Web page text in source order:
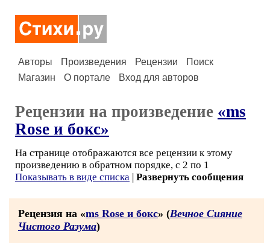
Авторы Произведения Рецензии
Поиск
Магазин
О портале Вход для авторов
Рецензии на произведение «ms
Rose и бокс»
На странице отображаются все рецензии к этому
произведению в обратном порядке, с 2 по 1
Показывать в виде списка | Развернуть сообщения
Рецензия на «ms Rose и бокс» (Вечное Сияние
Чистого Разума)